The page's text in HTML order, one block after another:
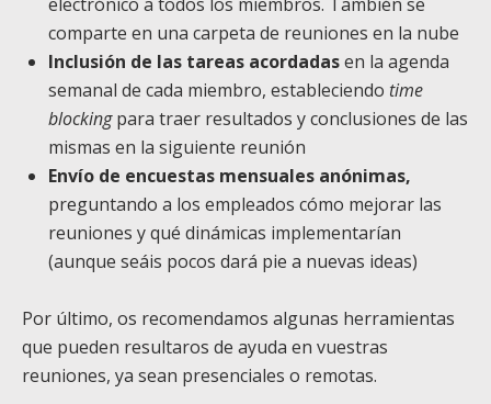
comparte en una carpeta de reuniones en la nube
Inclusión de las tareas acordadasen la agenda
semanal de cada miembro, estableciendo time
blockingpara traer resultados y conclusiones de las
mismas en la siguiente reunión
Envío de encuestas mensuales anónimas,
preguntando a los empleados cómo mejorar las
reuniones y qué dinámicas implementarían
(aunque seáis pocos dará pie a nuevas ideas)
Por último, os recomendamos algunas herramientas
que pueden resultaros de ayuda en vuestras
reuniones, ya sean presenciales o remotas.